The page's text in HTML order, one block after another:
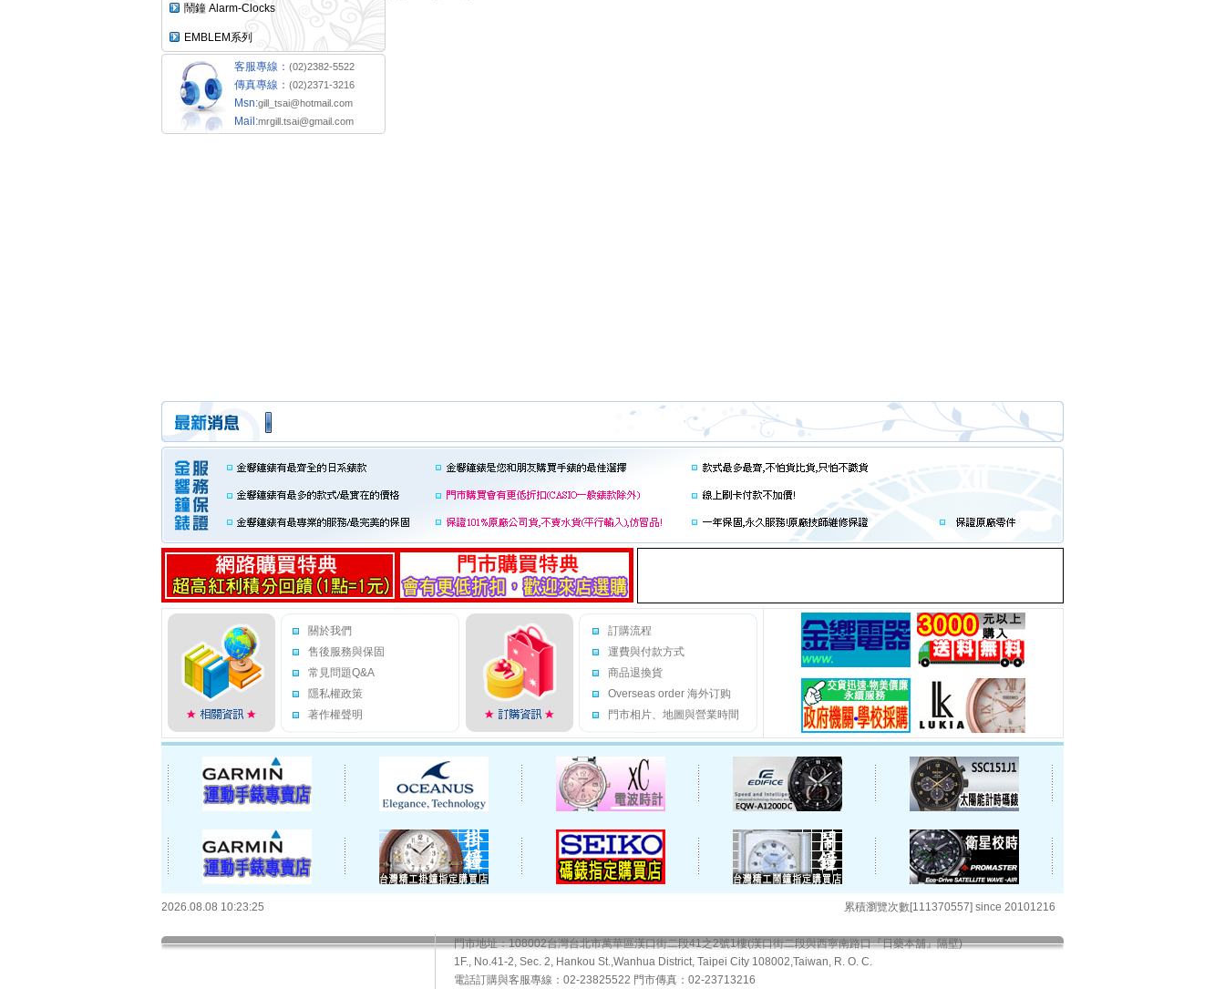
鬧鐘 Alarm-Clocks
EMBLEM系列
客服專線： (02)2382-5522
傳真專線： (02)2371-3216
Msn:gill_tsai@hotmail.com
Mail:mrgill.tsai@gmail.com
關於我們
售後服務與保固
常見問題Q&A
隱私權政策
著作權聲明
訂購流程
運費與付款方式
商品退換貨
Overseas order 海外订购
門市相片、地圖與營業時間
2026.08.08 10:23:25 累積瀏覽次數[111370557] since 20101216
門市地址：108002台灣台北市萬華區漢口街二段41之2號1樓(漢口街二段與西寧南路口『日藥本舖』隔壁)
1F., No.41-2, Sec. 2, Hankou St.,Wanhua District, Taipei City 108002,Taiwan, R. O. C.
電話訂購與客服專線：02-23825522 門市傳真：02-23713216